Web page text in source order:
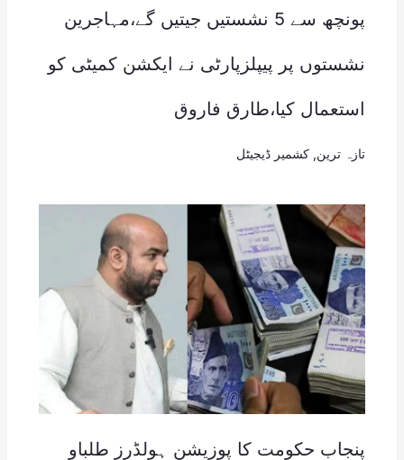
پونچھ سے 5 نشستیں جیتیں گے،مہاجرین
نشستوں پر پیپلزپارٹی نے ایکشن کمیٹی کو
استعمال کیا،طارق فاروق
تازہ ترین کشمیر ڈیجیٹل
پنجاب حکومت کا پوزیشن ہولڈرز طلباو